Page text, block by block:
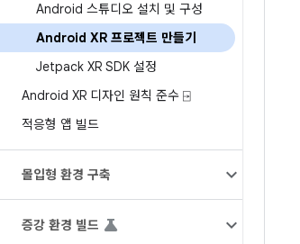
Android 스튜디오 설치 및 구성
Android XR 프로젝트 만들기
Jetpack XR SDK 설정
Android XR 디자인 원칙 준수 ⍈
적응형 앱 빌드
몰입형 환경 구축
증강 환경 빌드